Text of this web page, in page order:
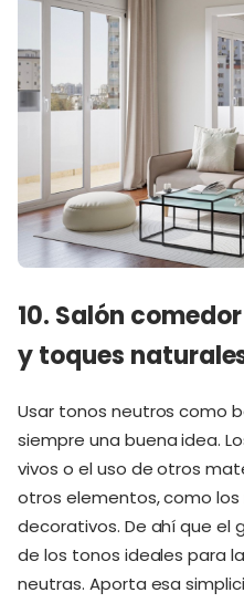
10. Salón
y toques
Usar tonos neutros como
siempre una buena idea.
vivos o el uso de otros
otros elementos, como
decorativos. De ahí que el
de los tonos ideales para
neutras. Aporta esa